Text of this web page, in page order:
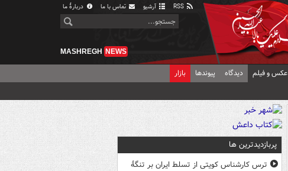
آرشیو تماس با ما دربارهٔ ما
MASHREGH NEWS
عکس و فیلم دیدگاه پیوندها بازار
پربازدیدترین ها
ترس کارشناس کویتی از تسلط ایران بر تنگۀ